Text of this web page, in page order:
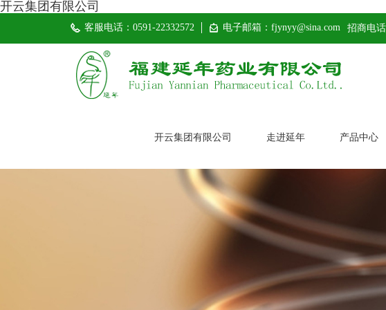
开云集团有限公司
客服电话：0591-22332572 电子邮箱：fjynyy@sina.com 招商电话
开云集团有限公司 走进延年 产品中心